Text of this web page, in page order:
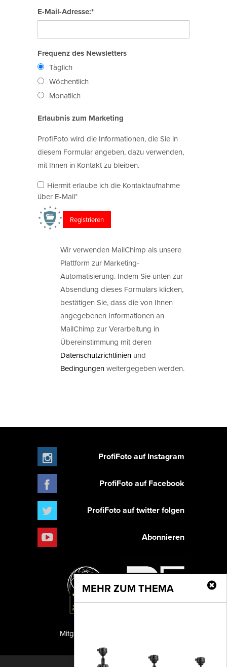
E-Mail-Adresse:*
Frequenz des Newsletters
Täglich
Wöchentlich
Monatlich
Erlaubnis zum Marketing
ProfiFoto wird die Informationen, die Sie in
diesem Formular angeben, dazu verwenden,
mit Ihnen in Kontakt zu bleiben.
Hiermit erlaube ich die Kontaktaufnahme
über E-Mail*
Wir verwenden MailChimp als unsere
Plattform zur Marketing-
Automatisierung. Indem Sie unten zur
Absendung dieses Formulars klicken,
bestätigen Sie, dass die von Ihnen
angegebenen Informationen an
MailChimp zur Verarbeitung in
Übereinstimmung mit deren
Datenschutzrichtlinien und
Bedingungenweitergegeben werden.
MEHR ZUM THEMA
ProfiFoto auf Instagram
ProfiFoto auf Facebook
ProfiFoto auf twitter folgen
Abonnieren
Mitglied der TIPA